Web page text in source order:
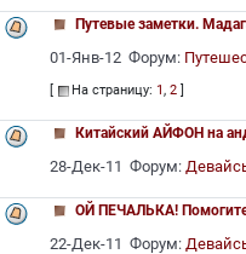
Путевые заметки.
01-Янв-12 Форум:
[ На страницу: 1,2 ]
Китайский АЙФОН на
28-Дек-11 Форум:
ОЙ ПЕЧАЛЬКА!
22-Дек-11 Форум: